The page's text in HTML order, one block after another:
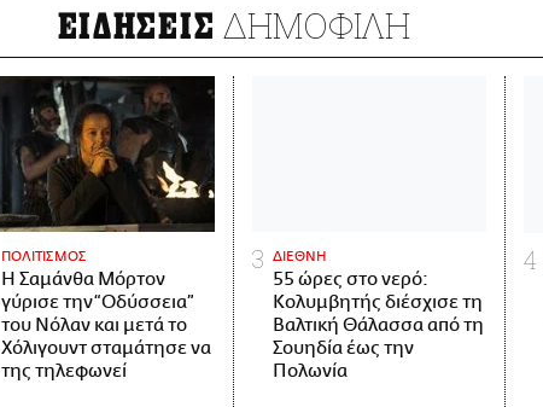
ΕΙΔΗΣΕΙΣ ΔΗΜΟΦΙΛΗ
ΠΟΛΙΤΙΣΜΟΣ
Η Σαμάνθα Μόρτον
γύρισε την “Οδύσσεια”
του Νόλαν και μετά το
Χόλιγουντ σταμάτησε να
της τηλεφωνεί
ΔΙΕΘΝΗ
55 ώρες στο νερό:
Κολυμβητής διέσχισε τη
Βαλτική Θάλασσα από τη
Σουηδία έως την
Πολωνία